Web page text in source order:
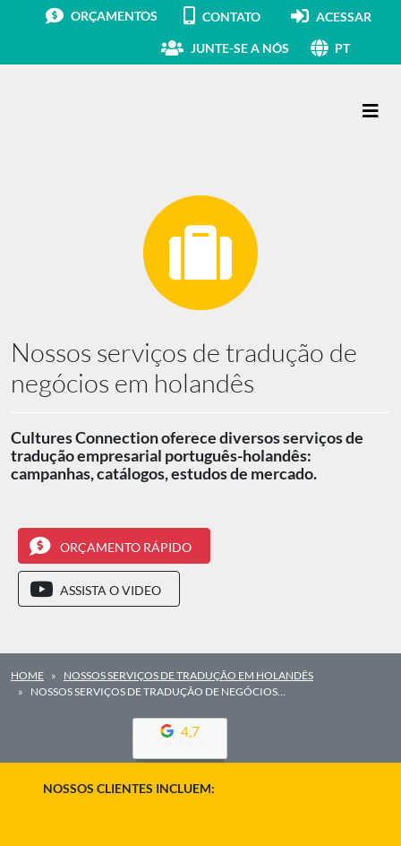
ORÇAMENTOS CONTATO ACESSAR
JUNTE-SE A NÓS PT
Nossos serviços de tradução de
negócios em holandês
Cultures Connection oferece diversos serviços de
tradução empresarial português-holandês:
campanhas, catálogos, estudos de mercado.
ORÇAMENTO RÁPIDO
ASSISTA O VIDEO
HOME
NOSSOS SERVIÇOS DE TRADUÇÃO EM HOLANDÊS
NOSSOS SERVIÇOS DE TRADUÇÃO DE NEGÓCIOS…
4,7
NOSSOS CLIENTES INCLUEM: